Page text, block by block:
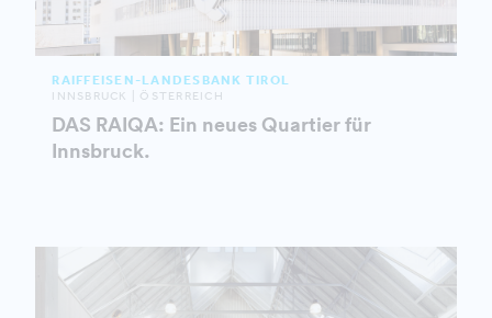
RAIFFEISEN-LANDESBANK TIROL
INNSBRUCK | ÖSTERREICH
DAS RAIQA: Ein neues Quartier für
Innsbruck.